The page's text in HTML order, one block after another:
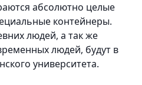
абсолютно целые
контейнеры.
людей, а так же
людей, будут в
университета.